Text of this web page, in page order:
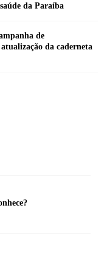
da Paraíba
de
da caderneta